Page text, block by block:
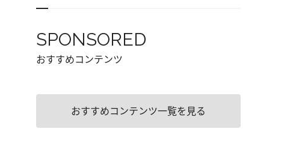
SPONSORED
おすすめコンテンツ
おすすめコンテンツ一覧を見る